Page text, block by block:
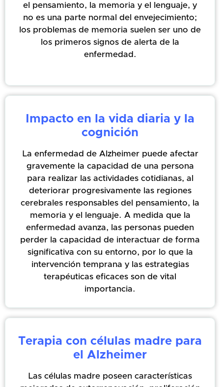
el pensamiento, la memoria y el lenguaje, y
no es una parte normal del envejecimiento;
los problemas de memoria suelen ser uno de
los primeros signos de alerta de la
enfermedad.
Impacto en la vida diaria y la
cognición
La enfermedad de Alzheimer puede afectar
gravemente la capacidad de una persona
para realizar las actividades cotidianas, al
deteriorar progresivamente las regiones
cerebrales responsables del pensamiento, la
memoria y el lenguaje. A medida que la
enfermedad avanza, las personas pueden
perder la capacidad de interactuar de forma
significativa con su entorno, por lo que la
intervención temprana y las estrategias
terapéuticas eficaces son de vital
importancia.
Terapia con células madre para
el Alzheimer
Las células madre poseen características